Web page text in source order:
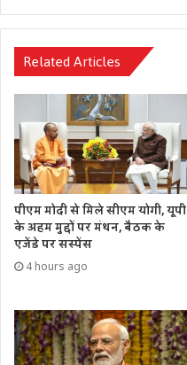
Related Articles
पीएम मोदी से मिले सीएम योगी, यूपी
के अहम मुद्दों पर मंथन, बैठक के
एजेंडे पर सस्पेंस
4 hours ago